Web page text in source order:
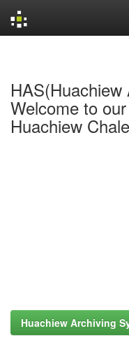
Welcome to
Huachiew
Huachiew Archiving